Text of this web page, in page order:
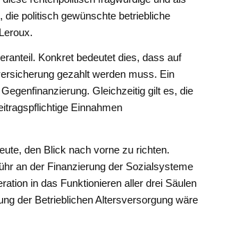
die politisch gewünschte betriebliche
Konkret bedeutet dies, dass auf
gezahlt werden muss. Ein
Gleichzeitig gilt es, die
Einnahmen
den Blick nach vorne zu richten.
an der Finanzierung der Sozialsysteme
in das Funktionieren aller drei Säulen
der Betrieblichen Altersversorgung wäre